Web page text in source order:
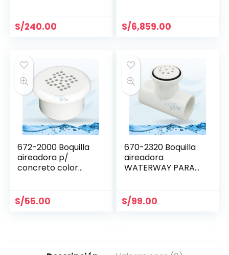
S/240.00 S/6,859.00
672-2000 Boquilla
aireadora p/
concreto color
S/55.00
670-2320 Boquilla
aireadora
WATERWAY PARA
S/99.00